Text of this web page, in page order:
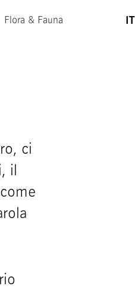
Flora & Fauna IT
ci
il